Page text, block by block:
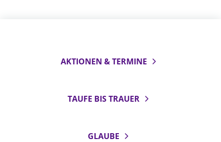
AKTIONEN & TERMINE
TAUFE BIS TRAUER
GLAUBE